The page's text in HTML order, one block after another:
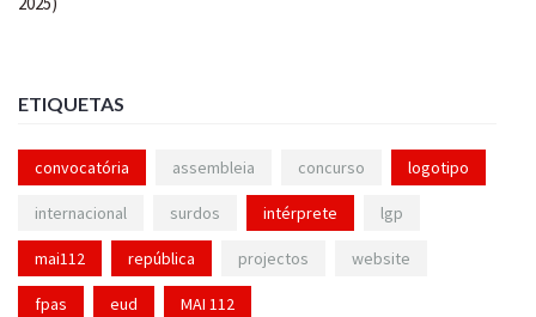
ETIQUETAS
convocatória assembleia concurso logotipo
internacional surdos intérprete lgp
mai112 república projectos website
fpas eud MAI 112